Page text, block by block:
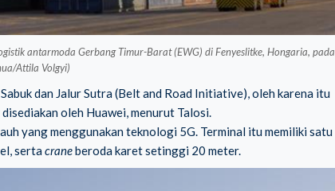
antarmoda Gerbang Timur-Barat (EWG) di Fenyeslitke, Hongaria, pada
Attila Volgyi)
dan Jalur Sutra (Belt and Road Initiative), oleh karena itu
oleh Huawei, menurut Talosi.
yang menggunakan teknologi 5G. Terminal itu memiliki satu
sertacraneberoda karet setinggi 20 meter.